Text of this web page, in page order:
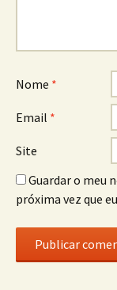
Nome *
Email *
Site
Guardar o meu
próxima vez que